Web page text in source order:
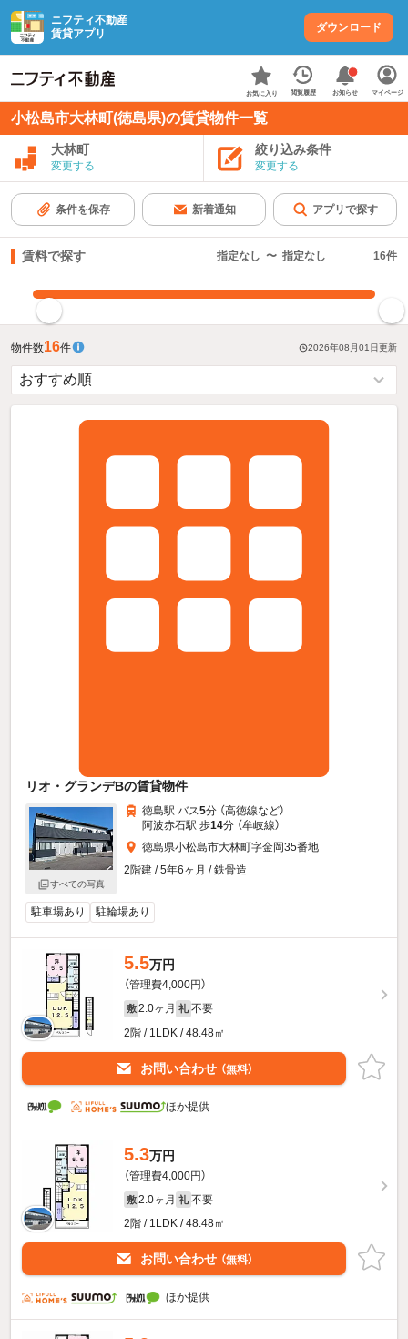
ニフティ不動産
賃貸アプリ
ダウンロード
お気に入り 閲覧履歴 お知らせ マイページ
小松島市大林町(徳島県)の賃貸物件一覧
大林町
変更する
絞り込み条件
変更する
条件を保存 新着通知 アプリで探す
賃料で探す 指定なし 〜 指定なし 16件
物件数16件 2026年08月01日更新
リオ・グランデBの賃貸物件
すべての写真
徳島駅 バス5分 （高徳線など）
阿波赤石駅 歩14分 （牟岐線）
徳島県小松島市大林町字金岡35番地
2階建 / 5年6ヶ月 / 鉄骨造
駐車場あり 駐輪場あり
5.5万円
（管理費4,000円）
敷 2.0ヶ月 礼 不要
2階 / 1LDK / 48.48㎡
お問い合わせ （無料）
ほか提供
5.3万円
（管理費4,000円）
敷 2.0ヶ月 礼 不要
2階 / 1LDK / 48.48㎡
お問い合わせ （無料）
ほか提供